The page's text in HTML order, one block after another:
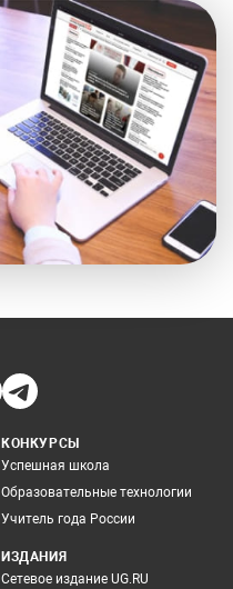
КОНКУРСЫ
Успешная школа
Образовательные технологии
Учитель года России
ИЗДАНИЯ
Сетевое издание UG.RU